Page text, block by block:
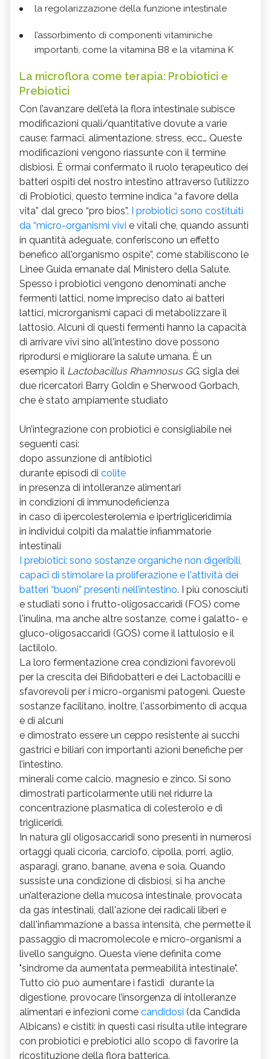
la regolarizzazione della funzione intestinale
l’assorbimento di componenti vitaminiche
importanti, come la vitamina B8 e la vitamina K
La microflora come terapia: Probiotici e
Prebiotici
Con l’avanzare dell’età la flora intestinale subisce
modificazioni quali/quantitative dovute a varie
cause: farmaci, alimentazione, stress, ecc… Queste
modificazioni vengono riassunte con il termine
disbiosi. È ormai confermato il ruolo terapeutico dei
batteri ospiti del nostro intestino attraverso l’utilizzo
di Probiotici, questo termine indica “a favore della
vita” dal greco “pro bios”. I probiotici sono costituiti
da “micro-organismi vivi e vitali che, quando assunti
in quantità adeguate, conferiscono un effetto
benefico all'organismo ospite”, come stabiliscono le
Linee Guida emanate dal Ministero della Salute.
Spesso i probiotici vengono denominati anche
fermenti lattici, nome impreciso dato ai batteri
lattici, microrganismi capaci di metabolizzare il
lattosio. Alcuni di questi fermenti hanno la capacità
di arrivare vivi sino all'intestino dove possono
riprodursi e migliorare la salute umana. È un
esempio il Lactobacillus Rhamnosus GG, sigla dei
due ricercatori Barry Goldin e Sherwood Gorbach,
che è stato ampiamente studiato
Un’integrazione con probiotici è consigliabile nei
seguenti casi:
dopo assunzione di antibiotici
durante episodi di colite
in presenza di intolleranze alimentari
in condizioni di immunodeficienza
in caso di ipercolesterolemia e ipertrigliceridimia
in individui colpiti da malattie infiammatorie
intestinali
I prebiotici: sono sostanze organiche non digeribili,
capaci di stimolare la proliferazione e l'attività dei
batteri “buoni” presenti nell’intestino. I più conosciuti
e studiati sono i frutto-oligosaccaridi (FOS) come
l'inulina, ma anche altre sostanze, come i galatto- e
gluco-oligosaccaridi (GOS) come il lattulosio e il
lactilolo.
La loro fermentazione crea condizioni favorevoli
per la crescita dei Bifidobatteri e dei Lactobacilli e
sfavorevoli per i micro-organismi patogeni. Queste
sostanze facilitano, inoltre, l'assorbimento di acqua
e di alcuni
e dimostrato essere un ceppo resistente ai succhi
gastrici e biliari con importanti azioni benefiche per
l’intestino.
minerali come calcio, magnesio e zinco. Si sono
dimostrati particolarmente utili nel ridurre la
concentrazione plasmatica di colesterolo e di
trigliceridi.
In natura gli oligosaccaridi sono presenti in numerosi
ortaggi quali cicoria, carciofo, cipolla, porri, aglio,
asparagi, grano, banane, avena e soia. Quando
sussiste una condizione di disbiosi, si ha anche
un’alterazione della mucosa intestinale, provocata
da gas intestinali, dall'azione dei radicali liberi e
dall'infiammazione a bassa intensità, che permette il
passaggio di macromolecole e micro-organismi a
livello sanguigno. Questa viene definita come
"sindrome da aumentata permeabilità intestinale".
Tutto ciò può aumentare i fastidi durante la
digestione, provocare l’insorgenza di intolleranze
alimentari e infezioni come candidosi (da Candida
Albicans) e cistiti: in questi casi risulta utile integrare
con probiotici e prebiotici allo scopo di favorire la
ricostituzione della flora batterica.